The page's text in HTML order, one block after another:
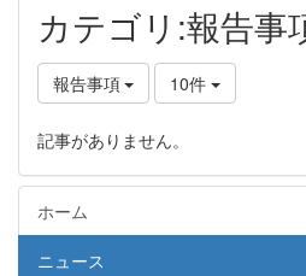
カテゴリ:報告事
報告事項 10件
記事がありません。
ホーム
ニュース